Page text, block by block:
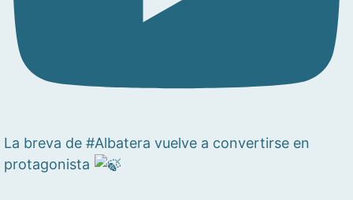
La breva de #Albatera vuelve a convertirse en
protagonista